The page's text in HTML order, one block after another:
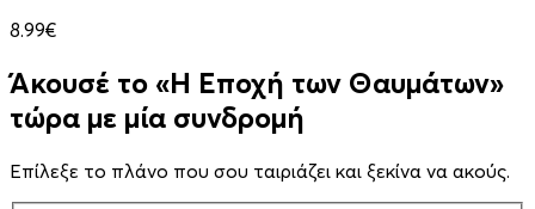
8.99€
Άκουσέ το «Η Εποχή των Θαυμάτων»
τώρα με μία συνδρομή
Επίλεξε το πλάνο που σου ταιριάζει και ξεκίνα να ακούς.